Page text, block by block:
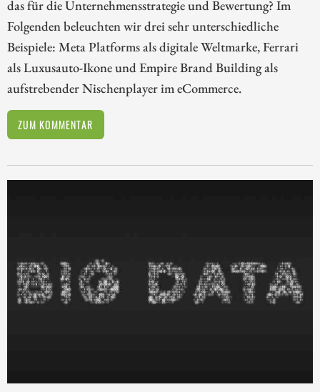
das für die Unternehmensstrategie und Bewertung? Im
Folgenden beleuchten wir drei sehr unterschiedliche
Beispiele: Meta Platforms als digitale Weltmarke, Ferrari
als Luxusauto-Ikone und Empire Brand Building als
aufstrebender Nischenplayer im eCommerce.
ZUM KOMMENTAR